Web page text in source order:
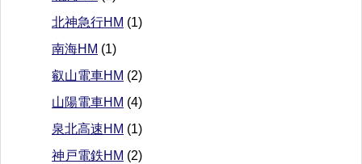
北神急行HM (1)
南海HM (1)
叡山電車HM (2)
山陽電車HM (4)
泉北高速HM (1)
神戸電鉄HM (2)